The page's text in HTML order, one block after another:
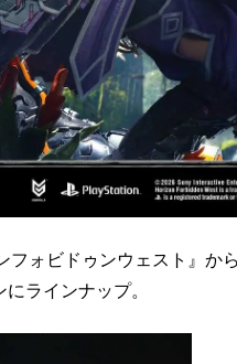
ォビドゥンウェスト』か
ラインナップ。